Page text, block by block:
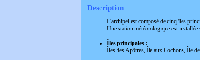
Description
L'archipel est composé de cinq îles
Une station météorologique est
Îles principales :
Îles des Apôtres, Île aux Cochons, Île